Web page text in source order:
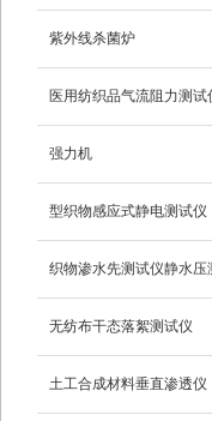
紫外线杀菌炉
医用纺织品气流阻力测试
强力机
型织物感应式静电测试仪
织物渗水先测试仪静水压
无纺布干态落絮测试仪
土工合成材料垂直渗透仪